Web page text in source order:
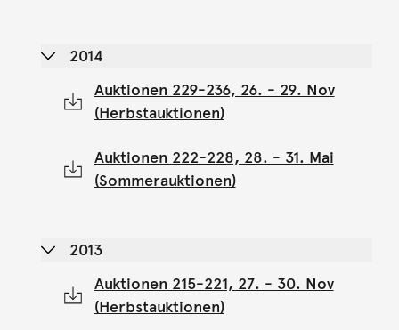
2014
Auktionen 229-236, 26. - 29. Nov
(Herbstauktionen)
Auktionen 222-228, 28. - 31. Mai
(Sommerauktionen)
2013
Auktionen 215-221, 27. - 30. Nov
(Herbstauktionen)